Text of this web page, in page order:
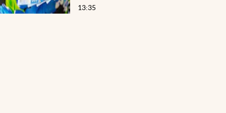
13:35